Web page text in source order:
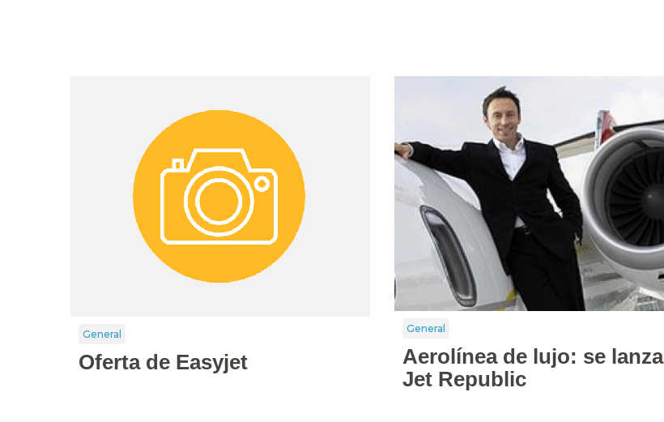
General
Oferta de Easyjet
General
Aerolínea de lujo: se lanza
Jet Republic